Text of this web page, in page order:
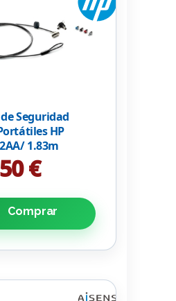
Seguridad
HP
1.83m
€
Comprar